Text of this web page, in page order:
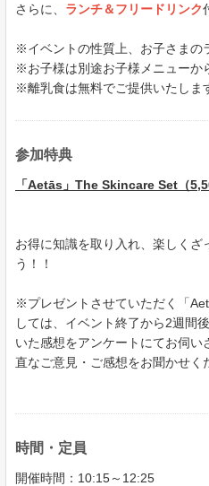
さらに、 ランチ＆フリードリンク
※イベントの性質上、お子さまの
※お子様は別途お子様メニューか
※離乳食は無料でご提供いたしま
参加特典
「Aetās」The Skincare Set（
お得に知識を取り入れ、楽しくざ
う！！
※プレゼントさせていただく「
しては、イベント終了から2週間
いた感想をアンケートにてお伺
直なご意見・ご感想をお聞かせく
時間・定員
開催時間：10:15～12:25